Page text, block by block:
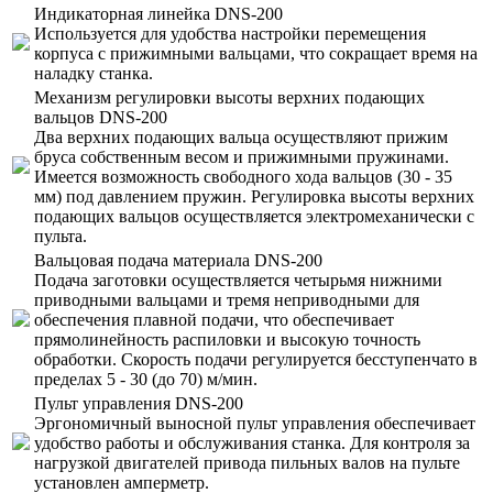
Индикаторная линейка DNS-200
Используется для удобства настройки перемещения
корпуса с прижимными вальцами, что сокращает время на
наладку станка.
Механизм регулировки высоты верхних подающих
вальцов DNS-200
Два верхних подающих вальца осуществляют прижим
бруса собственным весом и прижимными пружинами.
Имеется возможность свободного хода вальцов (30 - 35
мм) под давлением пружин. Регулировка высоты верхних
подающих вальцов осуществляется электромеханически с
пульта.
Вальцовая подача материала DNS-200
Подача заготовки осуществляется четырьмя нижними
приводными вальцами и тремя неприводными для
обеспечения плавной подачи, что обеспечивает
прямолинейность распиловки и высокую точность
обработки. Скорость подачи регулируется бесступенчато в
пределах 5 - 30 (до 70) м/мин.
Пульт управления DNS-200
Эргономичный выносной пульт управления обеспечивает
удобство работы и обслуживания станка. Для контроля за
нагрузкой двигателей привода пильных валов на пульте
установлен амперметр.